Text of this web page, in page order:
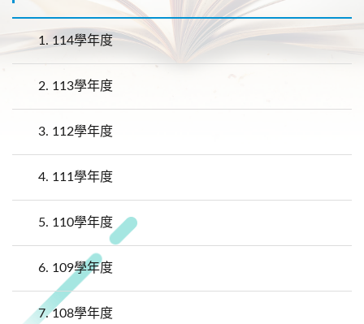
1. 114學年度
2. 113學年度
3. 112學年度
4. 111學年度
5. 110學年度
6. 109學年度
7.108學年度